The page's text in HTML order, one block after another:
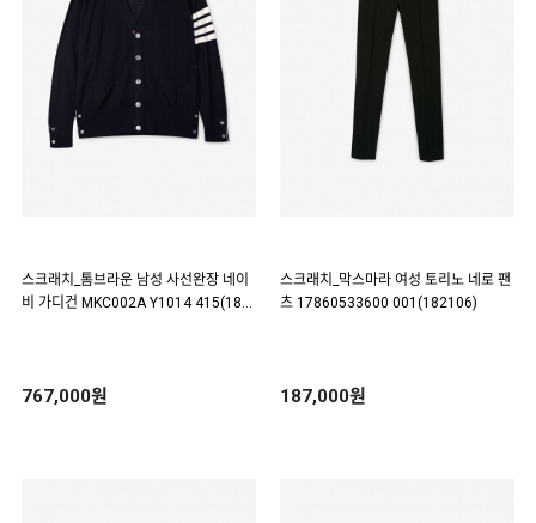
스크래치_톰브라운 남성 사선완장 네이
비 가디건 MKC002A Y1014 415(187
767,000원
스크래치_막스마라 여성 토리노 네로 팬
츠 17860533600 001(182106)
187,000원